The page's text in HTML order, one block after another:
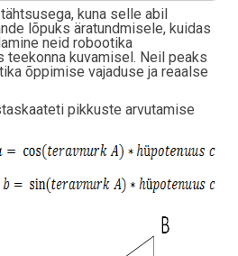
kuna selle abil
lõpuks äratundmisele, kuidas
neid robootika
teekonna kuvamisel. Neil peaks
õppimise vajaduse ja reaalse
pikkuste arvutamise